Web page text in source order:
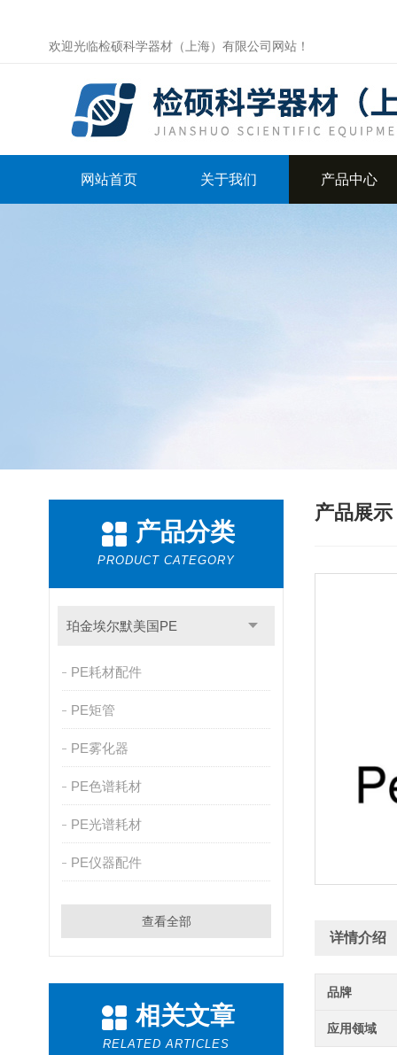
欢迎光临检硕科学器材（上海）有限公司网站！
网站首页 关于我们 产品中心
产品分类
PRODUCT CATEGORY
珀金埃尔默美国PE
PE耗材配件
PE矩管
PE雾化器
PE色谱耗材
PE光谱耗材
PE仪器配件
查看全部
相关文章
RELATED ARTICLES
产品展示
详情介绍
品牌
应用领域